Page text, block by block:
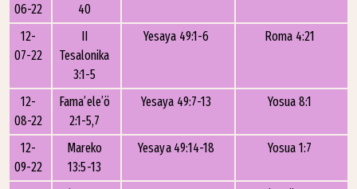
06-22
40
12-
07-22
II
Tesalonika
3:1-5
Yesaya 49:1-6 Roma 4:21
12-
08-22
Fama’ele’ö
2:1-5,7
Yesaya 49:7-13 Yosua 8:1
12-
09-22
Mareko
13:5-13
Yesaya 49:14-18 Yosua 1:7